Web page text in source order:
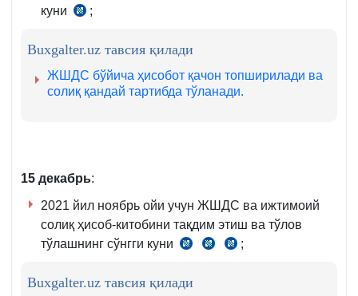
куни
ВМнинг
йилдаги
595-
сон
б.
;
Buxgalter.uz тавсия қилади
ЖШДС бўйича ҳисобот қачон топширилади ва
солиқ қандай тартибда тўланади.
15 декабрь:
2021 йил ноябрь ойи учун ЖШДС ва ижтимоий
солиқ ҳисоб-китобини тақдим этиш ва тўлов
тўлашнинг сўнгги куни
СК
м.
390-407-
;
Buxgalter.uz тавсия қилади